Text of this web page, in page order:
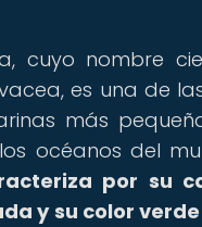
cuyo nombre
es una de
más
océanos del
por su
y su color